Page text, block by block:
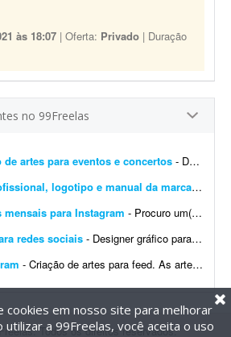
às 18:07 | Oferta: Privado | Duração
no 99Freelas
artes para eventos e concertos - Dar visibilidade por meio de publicidade, marketing, imagens 4D, propagandas, digitações, criação de logotipos e artes em geral. O objetivo é inovar na forma com...
Identidade visual profissional, logotipo e manual da marca
- Crio
para Instagram - Procuro um(a) designer para criar 4 carrosséis por mês para o Instagram de uma franquia de uma rede de farmácias. A marca já tem identidade visual definida pela rede/mat...
redes sociais - Designer gráfico para startup SaaS na área da saúde (projeto inicial com possibilidade de longo prazo) Sobre a empresa A Sulnex é uma startup SaaS brasileira em desenv...
- Criação de artes para feed. As artes para stories serão adaptações/replicações das peças do feed, com os ajustes necessários ao forma...
Todos os direitos reservados.
cookies em nosso site para melhorar
utilizar a 99Freelas, você aceita o uso